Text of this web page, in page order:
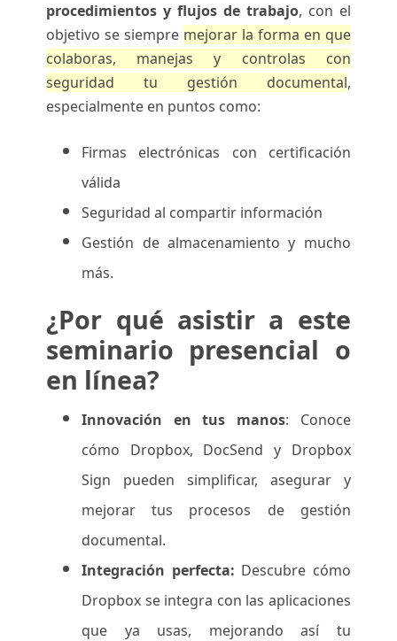
procedimientos y flujos de trabajo, con el
objetivo se siempre mejorar la forma en que
colaboras, manejas y controlas con
seguridad tu gestión documental,
especialmente en puntos como:
Firmas electrónicas con certificación
válida
Seguridad al compartir información
Gestión de almacenamiento y mucho
más.
¿Por qué asistir a este
seminario presencial o
en línea?
Innovación en tus manos: Conoce
cómo Dropbox, DocSend y Dropbox
Sign pueden simplificar, asegurar y
mejorar tus procesos de gestión
documental.
Integración perfecta: Descubre cómo
Dropbox se integra con las aplicaciones
que ya usas, mejorando así tu